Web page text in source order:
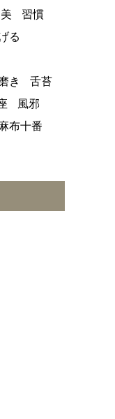
美
習慣
る
き
舌苔
風邪
布十番